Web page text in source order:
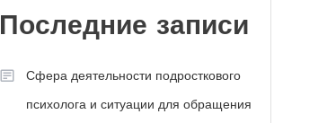
Последние записи
Сфера деятельности подросткового
психолога и ситуации для обращения